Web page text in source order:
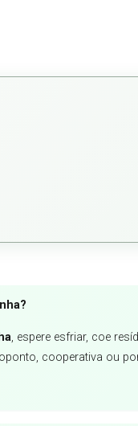
, espere esfriar, coe
cooperativa ou